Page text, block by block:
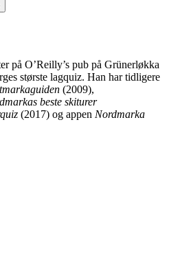
på O’Reilly’s pub på Grünerløkka
største lagquiz. Han har tidligere
(2009),
beste skiturer
(2017) og appen Nordmarka